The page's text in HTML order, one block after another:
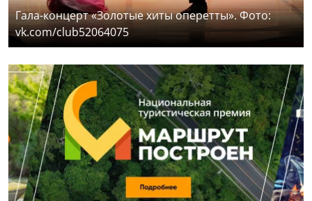
Гала-концерт «Золотые хиты оперетты». Фото:
vk.com/club52064075